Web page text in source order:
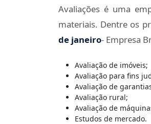
Avaliações é uma
materiais. Dentre os
de janeiro- Empresa
Avaliação de imóveis;
Avaliação para fins
Avaliação de
Avaliação rural;
Avaliação de
Estudos de mercado.